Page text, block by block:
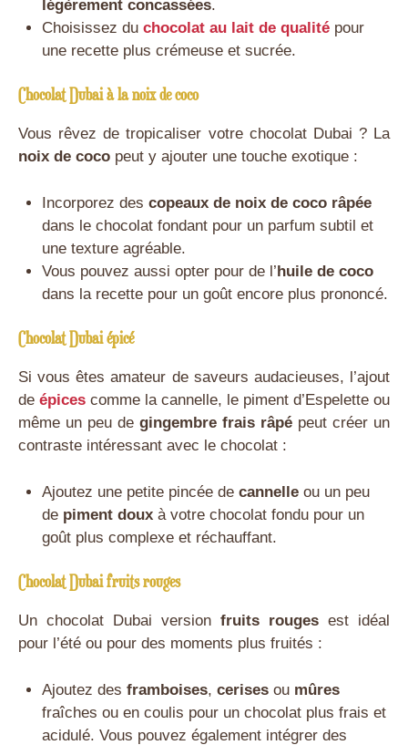
légèrement concassées.
Choisissez du chocolat au lait de qualitépour
une recette plus crémeuse et sucrée.
Chocolat Dubai à la noix de coco
Vous rêvez de tropicaliser votre chocolat Dubai ? La
noix de coco peut y ajouter une touche exotique :
Incorporez des copeaux de noix de coco râpée
dans le chocolat fondant pour un parfum subtil et
une texture agréable.
Vous pouvez aussi opter pour de l’huile de coco
dans la recette pour un goût encore plus prononcé.
Chocolat Dubai épicé
Si vous êtes amateur de saveurs audacieuses, l’ajout
de épices comme la cannelle, le piment d’Espelette ou
même un peu de gingembre frais râpé peut créer un
contraste intéressant avec le chocolat :
Ajoutez une petite pincée de cannelleou un peu
de piment douxà votre chocolat fondu pour un
goût plus complexe et réchauffant.
Chocolat Dubai fruits rouges
Un chocolat Dubai version fruits rouges est idéal
pour l’été ou pour des moments plus fruités :
Ajoutez des framboises, cerisesou mûres
fraîches ou en coulis pour un chocolat plus frais et
acidulé. Vous pouvez également intégrer des